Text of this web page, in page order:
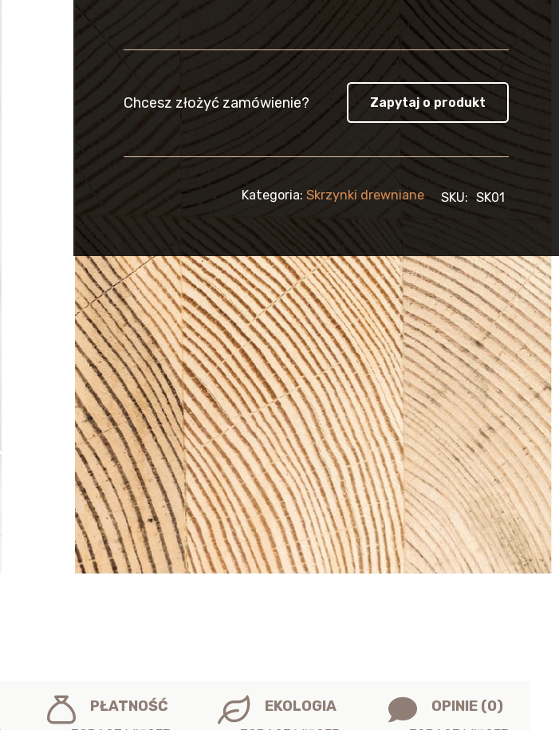
Chcesz złożyć zamówienie? Zapytaj o produkt
Kategoria: Skrzynki drewniane SKU: SK01
PŁATNOŚĆ EKOLOGIA OPINIE (0)